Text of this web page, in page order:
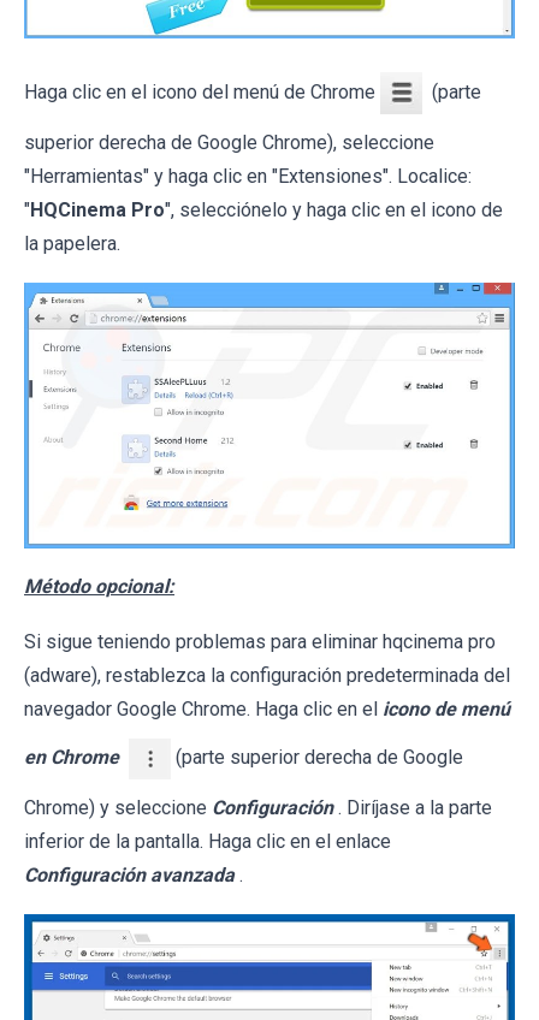
Haga clic en el icono del menú de Chrome (parte
superior derecha de Google Chrome), seleccione
"Herramientas" y haga clic en "Extensiones". Localice:
"HQCinema Pro", selecciónelo y haga clic en el icono de
la papelera.
Método opcional:
Si sigue teniendo problemas para eliminar hqcinema pro
(adware), restablezca la configuración predeterminada del
navegador Google Chrome. Haga clic en el icono de menú
en Chrome (parte superior derecha de Google
Chrome) y seleccione Configuración . Diríjase a la parte
inferior de la pantalla. Haga clic en el enlace
Configuración avanzada .